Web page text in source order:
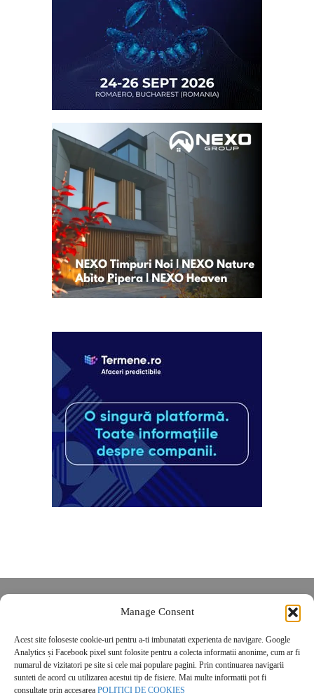
Manage Consent
Acest site foloseste cookie-uri pentru a-ti imbunatati experienta de navigare. Google
Analytics și Facebook pixel sunt folosite pentru a colecta informatii anonime, cum ar fi
numarul de vizitatori pe site si cele mai populare pagini. Prin continuarea navigarii
sunteti de acord cu utilizarea acestui tip de fisiere. Mai multe informatii pot fi
consultate prin accesarea POLITICI DE COOKIES
POLITICĂ DE CONFIDENȚIALITATE
Politica de cookies